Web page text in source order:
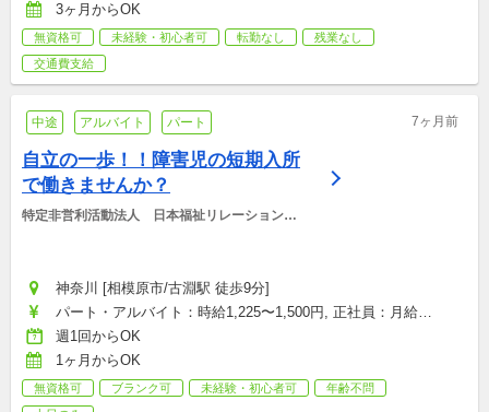
3ヶ月からOK
無資格可 未経験・初心者可 転勤なし
残業なし
交通費支給
中途 アルバイト パート 7ヶ月前
自立の一歩！！障害児の短期入所
で働きませんか？
特定非営利活動法人　日本福祉リレーションシ
神奈川 [相模原市/古淵駅 徒歩9分]
パート・アルバイト：時給1,225〜1,500円, 正社員：月給
205,800〜230,000円
週1回からOK
1ヶ月からOK
無資格可 ブランク可 未経験・初心者可
年齢不問